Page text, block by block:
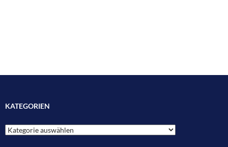
KATEGORIEN
Kategorien